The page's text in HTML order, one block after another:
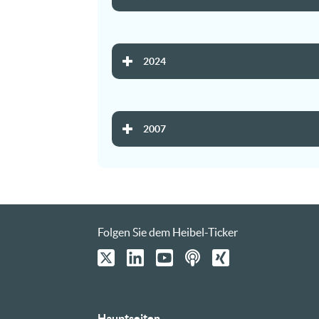
2024
2007
Folgen Sie dem Heibel-Ticker